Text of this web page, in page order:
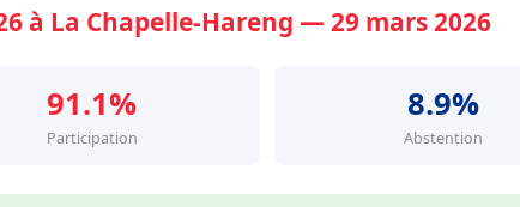
à La Chapelle-Hareng — 29 mars 2026
91.1%
Participation
8.9%
Abstention